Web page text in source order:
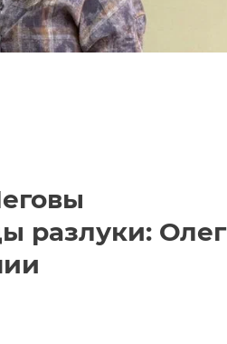
разлуки: Олег